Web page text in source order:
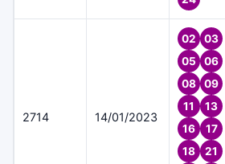
2714 14/01/2023
02
03
05
06
08
09
11
13
16
17
18
21